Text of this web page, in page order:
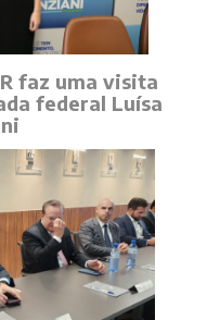
faz uma visita
federal Luísa